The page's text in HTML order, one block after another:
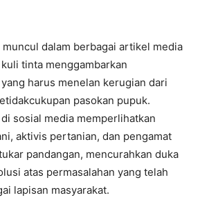
muncul dalam berbagai artikel media
tinta menggambarkan
harus menelan kerugian dari
pasokan pupuk.
sosial media memperlihatkan
aktivis pertanian, dan pengamat
pandangan, mencurahkan duka
atas permasalahan yang telah
lapisan masyarakat.